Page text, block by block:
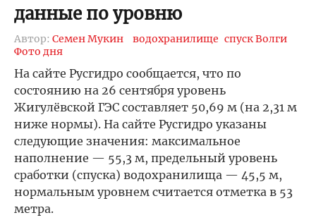
данные по уровню
Автор: Семен Мукин водохранилище спуск Волги
Фото дня
На сайте Русгидро сообщается, что по
состоянию на 26 сентября уровень
Жигулёвской ГЭС составляет 50,69 м (на 2,31 м
ниже нормы). На сайте Русгидро указаны
следующие значения: максимальное
наполнение — 55,3 м, предельный уровень
сработки (спуска) водохранилища — 45,5 м,
нормальным уровнем считается отметка в 53
метра.